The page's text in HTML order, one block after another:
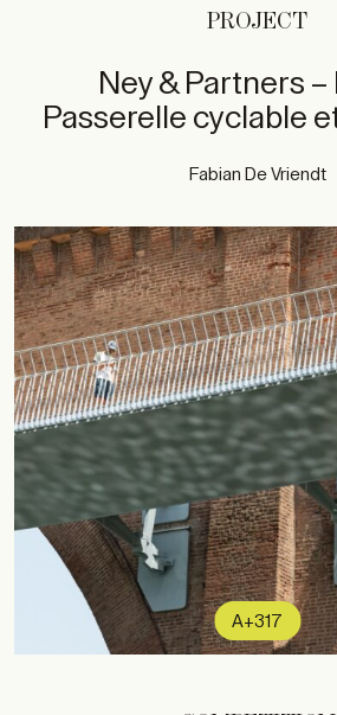
PROJECT
Ney & Partners –
Passerelle cyclable
Fabian De Vriendt
A+317